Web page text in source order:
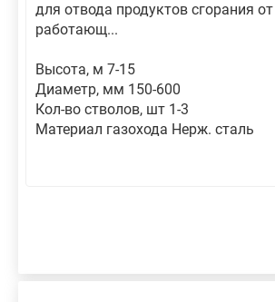
для отвода продуктов сгорания
работающ...
Высота, м 7-15
Диаметр, мм 150-600
Кол-во стволов, шт 1-3
Материал газохода Нерж. сталь